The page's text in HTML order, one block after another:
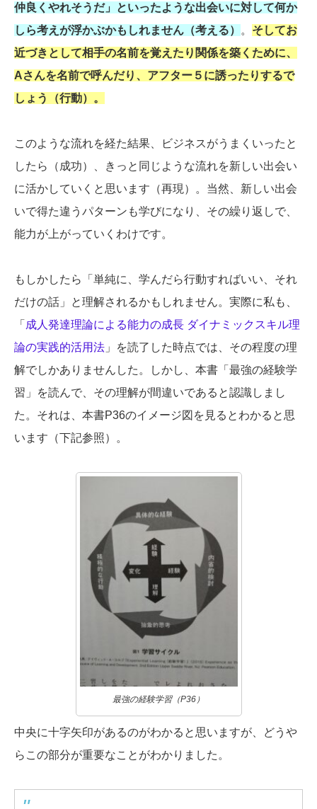
仲良くやれそうだ」といったような出会いに対して何か
しら考えが浮かぶかもしれません（考える）
。 そしてお
近づきとして相手の名前を覚えたり関係を築くために、
Aさんを名前で呼んだり、アフター５に誘ったりするで
しょう（行動）。
このような流れを経た結果、ビジネスがうまくいったと
したら（成功）、きっと同じような流れを新しい出会い
に活かしていくと思います（再現）。当然、新しい出会
いで得た違うパターンも学びになり、その繰り返しで、
能力が上がっていくわけです。
もしかしたら「単純に、学んだら行動すればいい、それ
だけの話」と理解されるかもしれません。実際に私も、
「 成人発達理論による能力の成長 ダイナミックスキル理
論の実践的活用法 」を読了した時点では、その程度の理
解でしかありませんした。しかし、本書「最強の経験学
習」を読んで、その理解が間違いであると認識しまし
た。それは、本書P36のイメージ図を見るとわかると思
います（下記参照）。
最強の経験学習（P36）
中央に十字矢印があるのがわかると思いますが、どうや
らこの部分が重要なことがわかりました。